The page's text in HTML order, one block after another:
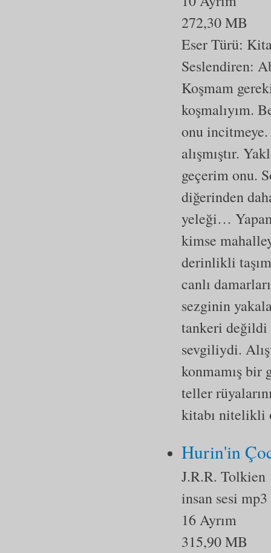
272,30 MB
Eser Türü:
Seslendiren:
Koşmam
koşmalıyım.
onu
alışmıştır.
geçerim onu.
diğerinden
yeleği…
kimse
derinlikli
canlı
sezginin
tankeri değildi
sevgiliydi.
konmamış bir
teller
kitabı nitelikli
Hurin'in
J.R.R. Tolkien
insan sesi mp3
16 Ayrım
315,90 MB